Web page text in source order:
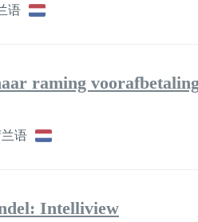
语
raming
语
Intelliview